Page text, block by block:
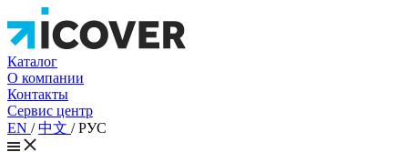
Каталог
О компании
Контакты
Сервис центр
EN /中文 /РУС